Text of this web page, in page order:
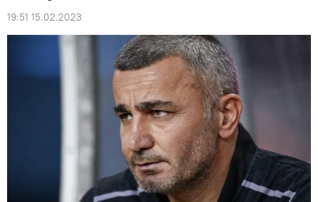
19:51 15.02.2023